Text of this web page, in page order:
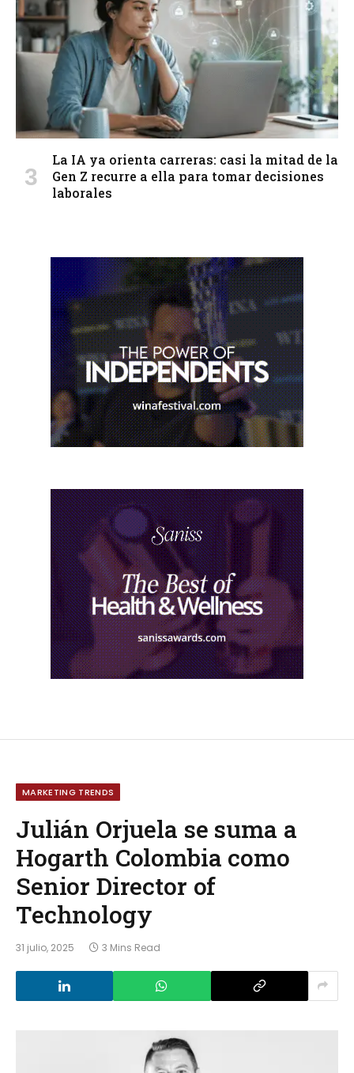
La IA ya orienta carreras: casi la mitad de la
Gen Z recurre a ella para tomar decisiones
laborales
MARKETING TRENDS
Julián Orjuela se suma a
Hogarth Colombia como
Senior Director of
Technology
31 julio, 2025 3 Mins Read